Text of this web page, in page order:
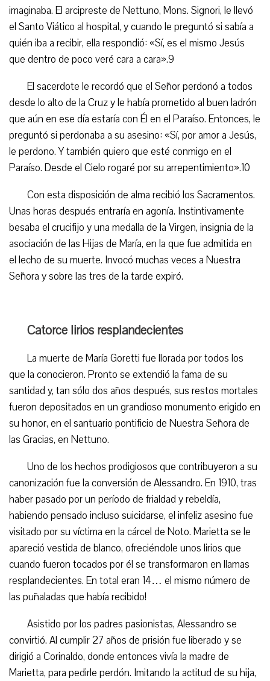
imaginaba. El arcipreste de Nettuno, Mons. Signori, le llevó
el Santo Viático al hospital, y cuando le preguntó si sabía a
quién iba a recibir, ella respondió: «Sí, es el mismo Jesús
que dentro de poco veré cara a cara».9
El sacerdote le recordó que el Señor perdonó a todos
desde lo alto de la Cruz y le había prometido al buen ladrón
que aún en ese día estaría con Él en el Paraíso. Entonces, le
preguntó si perdonaba a su asesino: «Sí, por amor a Jesús,
le perdono. Y también quiero que esté conmigo en el
Paraíso. Desde el Cielo rogaré por su arrepentimiento».10
Con esta disposición de alma recibió los Sacramentos.
Unas horas después entraría en agonía. Instintivamente
besaba el crucifijo y una medalla de la Virgen, insignia de la
asociación de las Hijas de María, en la que fue admitida en
el lecho de su muerte. Invocó muchas veces a Nuestra
Señora y sobre las tres de la tarde expiró.
Catorce lirios resplandecientes
La muerte de María Goretti fue llorada por todos los
que la conocieron. Pronto se extendió la fama de su
santidad y, tan sólo dos años después, sus restos mortales
fueron depositados en un grandioso monumento erigido en
su honor, en el santuario pontificio de Nuestra Señora de
las Gracias, en Nettuno.
Uno de los hechos prodigiosos que contribuyeron a su
canonización fue la conversión de Alessandro. En 1910, tras
haber pasado por un período de frialdad y rebeldía,
habiendo pensado incluso suicidarse, el infeliz asesino fue
visitado por su víctima en la cárcel de Noto. Marietta se le
apareció vestida de blanco, ofreciéndole unos lirios que
cuando fueron tocados por él se transformaron en llamas
resplandecientes. En total eran 14… el mismo número de
las puñaladas que había recibido!
Asistido por los padres pasionistas, Alessandro se
convirtió. Al cumplir 27 años de prisión fue liberado y se
dirigió a Corinaldo, donde entonces vivía la madre de
Marietta, para pedirle perdón. Imitando la actitud de su hija,